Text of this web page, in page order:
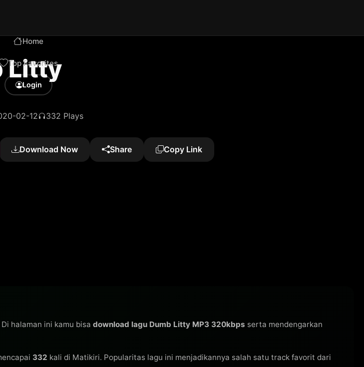
Home
Top Favorites
Login
Litty
02-12 332 Plays
Download Now Share Copy Link
halaman ini kamu bisa download lagu Dumb Litty MP3 320kbps serta mendengarkan
332 kali di Matikiri. Popularitas lagu ini menjadikannya salah satu track favorit dari